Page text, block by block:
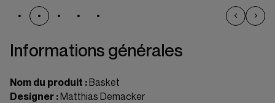
Informations générales
Nom du produit :Basket
Designer :Matthias Demacker